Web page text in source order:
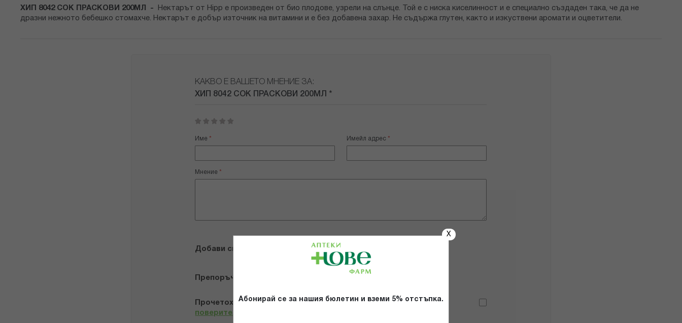
X
Абонирай се за нашия бюлетин и вземи 5% отстъпка.
ХИП 8042 СОК ПРАСКОВИ 200МЛ -
Нектарът от Hipp е произведен от био плодове, узрели на слънце. Той е с ниска киселинност и е специално създаден така, че да не
дразни нежното бебешко стомахче. Нектарът е добър източник на витамини и е без добавена захар. Не съдържа глутен, както и изкуствени аромати и оцветители.
КАКВО Е ВАШЕТО МНЕНИЕ ЗА:
ХИП 8042 СОК ПРАСКОВИ 200МЛ *
star
stars
stars
stars
stars
Име Имейл адрес
Мнение
Добави снимки
Препоръчвам продукта
Прочетох и се съгласявам сОбщите условия и политиката за
поверителност